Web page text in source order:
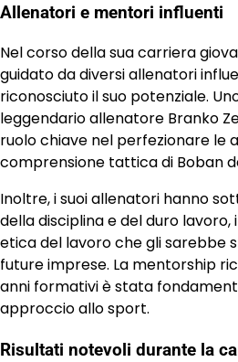
Allenatori e mentori influenti
Nel corso della sua carriera
guidato da diversi allenatori
riconosciuto il suo potenziale.
leggendario allenatore Branko
ruolo chiave nel perfezionare le
comprensione tattica di Boban
Inoltre, i suoi allenatori hanno
della disciplina e del duro
etica del lavoro che gli sarebbe
future imprese. La mentorship
anni formativi è stata
approccio allo sport.
Risultati notevoli durante la